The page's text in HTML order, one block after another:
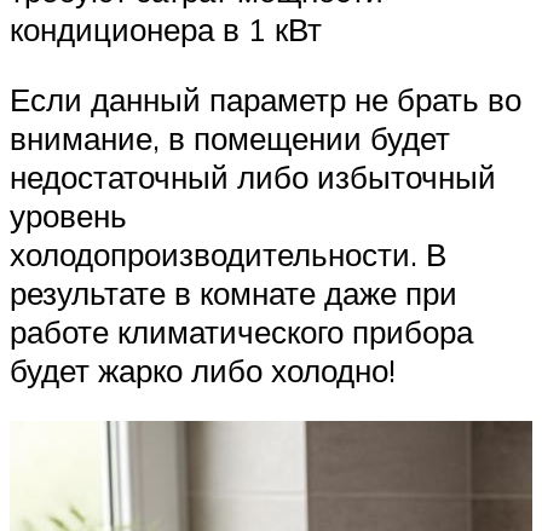
кондиционера в 1 кВт
Если данный параметр не брать во
внимание, в помещении будет
недостаточный либо избыточный
уровень
холодопроизводительности. В
результате в комнате даже при
работе климатического прибора
будет жарко либо холодно!